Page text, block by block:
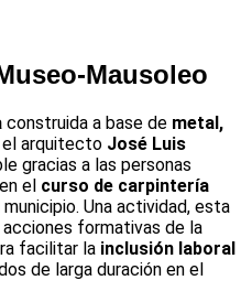
Mausoleo
construida a base de metal,
el arquitecto José Luis
gracias a las personas
el curso de carpintería
Una actividad, esta
formativas de la
facilitar la inclusión laboral
de larga duración en el